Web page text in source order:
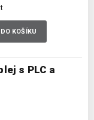
s PLC a
DO KOŠÍKU